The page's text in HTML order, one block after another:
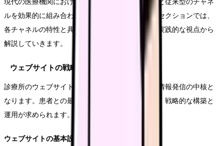
現代の医療機関における情報発信では、デジタルと従来型のチャネ
ルを効果的に組み合わせることが重要です。このセクションでは、
各チャネルの特性と具体的な活用方法について、実践的な視点から
解説していきます。
ウェブサイトの戦略的活用
診療所のウェブサイトは、オンライン上における情報発信の中核と
なります。患者との最初の接点となることも多く、戦略的な構築と
運用が求められます。
ウェブサイトの基本設計